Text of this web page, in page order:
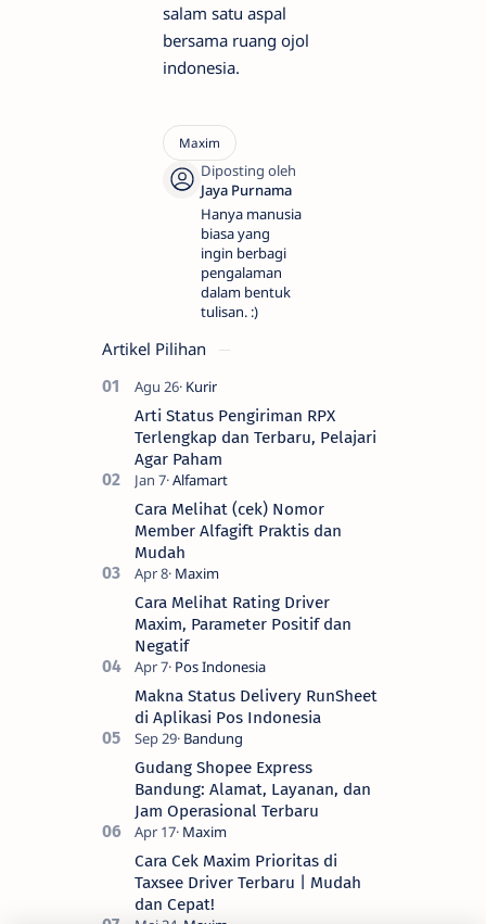
salam satu aspal
bersama ruang ojol
indonesia.
Hanya manusia
biasa yang
ingin berbagi
pengalaman
dalam bentuk
tulisan. :)
Artikel Pilihan
Arti Status Pengiriman RPX
Terlengkap dan Terbaru, Pelajari
Agar Paham
Cara Melihat (cek) Nomor
Member Alfagift Praktis dan
Mudah
Cara Melihat Rating Driver
Maxim, Parameter Positif dan
Negatif
Makna Status Delivery RunSheet
di Aplikasi Pos Indonesia
Gudang Shopee Express
Bandung: Alamat, Layanan, dan
Jam Operasional Terbaru
Cara Cek Maxim Prioritas di
Taxsee Driver Terbaru | Mudah
dan Cepat!